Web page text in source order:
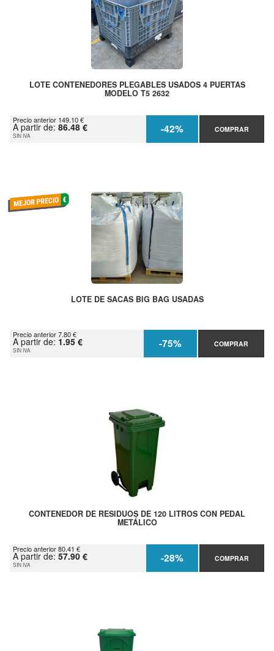
LOTE CONTENEDORES PLEGABLES USADOS 4 PUERTAS
MODELO T5 2632
Precio anterior 149.10 €
A partir de: 86.48 €
SIN IVA -42% COMPRAR
LOTE DE SACAS BIG BAG USADAS
Precio anterior 7.80 €
A partir de: 1.95 €
SIN IVA -75% COMPRAR
CONTENEDOR DE RESIDUOS DE 120 LITROS CON PEDAL
METÁLICO
Precio anterior 80.41 €
A partir de: 57.90 €
SIN IVA -28% COMPRAR